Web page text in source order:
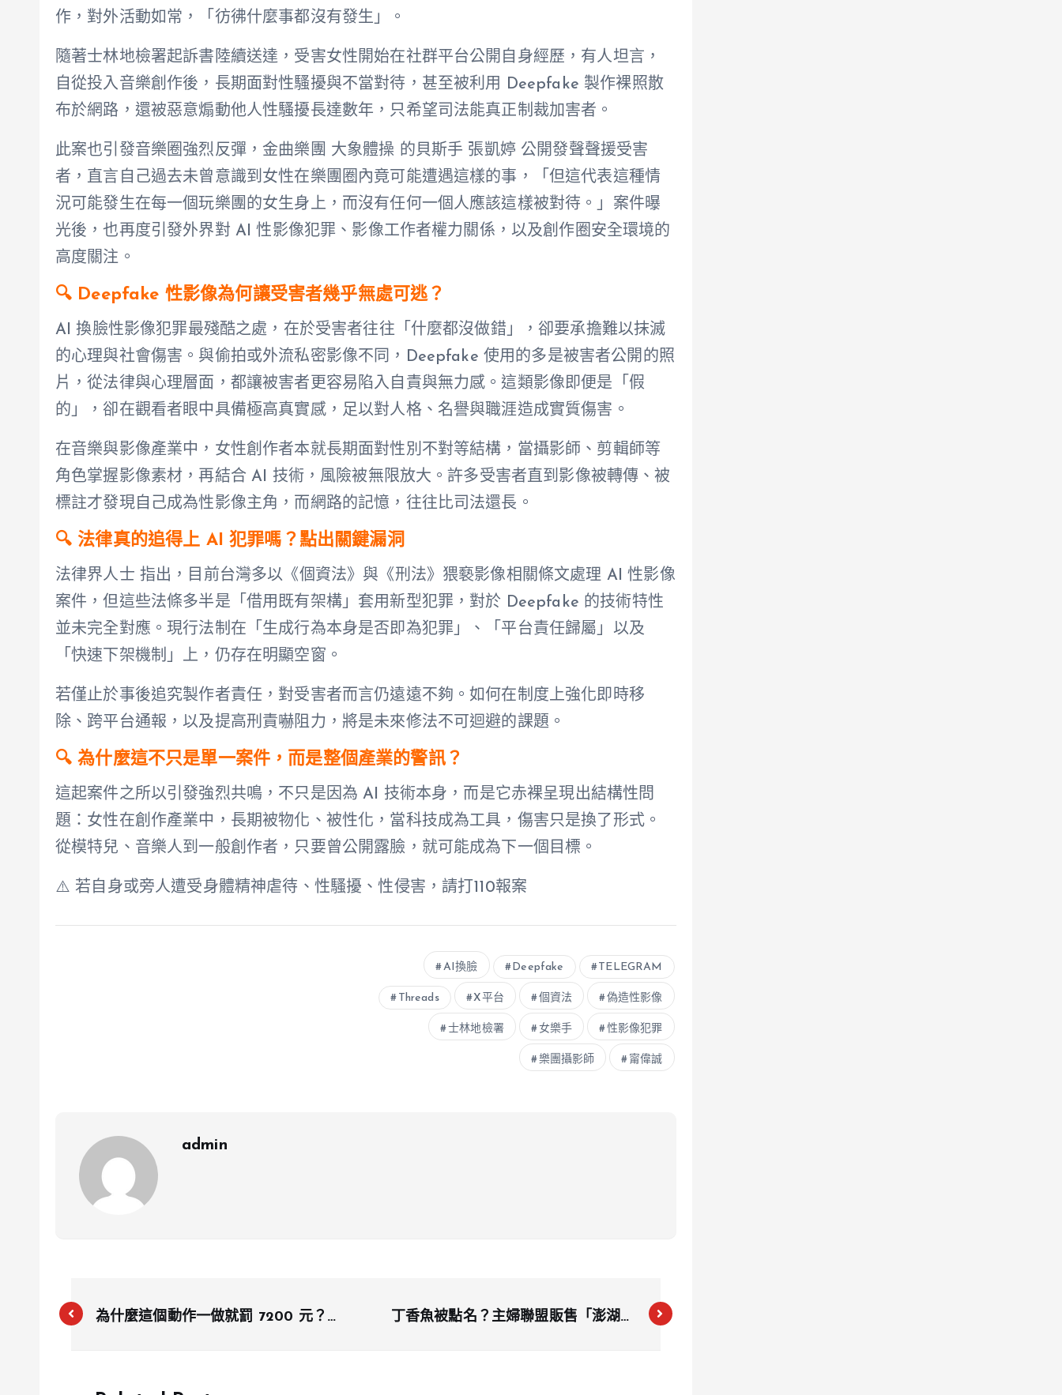
作，對外活動如常，「彷彿什麼事都沒有發生」。
隨著士林地檢署起訴書陸續送達，受害女性開始在社群平台公開自身經歷，有人坦言，
自從投入音樂創作後，長期面對性騷擾與不當對待，甚至被利用 Deepfake 製作裸照散
布於網路，還被惡意煽動他人性騷擾長達數年，只希望司法能真正制裁加害者。
此案也引發音樂圈強烈反彈，金曲樂團 大象體操 的貝斯手 張凱婷 公開發聲聲援受害
者，直言自己過去未曾意識到女性在樂團圈內竟可能遭遇這樣的事，「但這代表這種情
況可能發生在每一個玩樂團的女生身上，而沒有任何一個人應該這樣被對待。」案件曝
光後，也再度引發外界對 AI 性影像犯罪、影像工作者權力關係，以及創作圈安全環境的
高度關注。
🔍 Deepfake 性影像為何讓受害者幾乎無處可逃？
AI 換臉性影像犯罪最殘酷之處，在於受害者往往「什麼都沒做錯」，卻要承擔難以抹滅
的心理與社會傷害。與偷拍或外流私密影像不同，Deepfake 使用的多是被害者公開的照
片，從法律與心理層面，都讓被害者更容易陷入自責與無力感。這類影像即便是「假
的」，卻在觀看者眼中具備極高真實感，足以對人格、名譽與職涯造成實質傷害。
在音樂與影像產業中，女性創作者本就長期面對性別不對等結構，當攝影師、剪輯師等
角色掌握影像素材，再結合 AI 技術，風險被無限放大。許多受害者直到影像被轉傳、被
標註才發現自己成為性影像主角，而網路的記憶，往往比司法還長。
🔍 法律真的追得上 AI 犯罪嗎？點出關鍵漏洞
法律界人士 指出，目前台灣多以《個資法》與《刑法》猥褻影像相關條文處理 AI 性影像
案件，但這些法條多半是「借用既有架構」套用新型犯罪，對於 Deepfake 的技術特性
並未完全對應。現行法制在「生成行為本身是否即為犯罪」、「平台責任歸屬」以及
「快速下架機制」上，仍存在明顯空窗。
若僅止於事後追究製作者責任，對受害者而言仍遠遠不夠。如何在制度上強化即時移
除、跨平台通報，以及提高刑責嚇阻力，將是未來修法不可迴避的課題。
🔍 為什麼這不只是單一案件，而是整個產業的警訊？
這起案件之所以引發強烈共鳴，不只是因為 AI 技術本身，而是它赤裸呈現出結構性問
題：女性在創作產業中，長期被物化、被性化，當科技成為工具，傷害只是換了形式。
從模特兒、音樂人到一般創作者，只要曾公開露臉，就可能成為下一個目標。
⚠️ 若自身或旁人遭受身體精神虐待、性騷擾、性侵害，請打110報案
AI換臉 Deepfake TELEGRAM
Threads X平台 個資法 偽造性影像
士林地檢署 女樂手 性影像犯罪
樂團攝影師 甯偉誠
admin
為什麼這個動作一做就罰 7200 元？交
丁香魚被點名？主婦聯盟販售「澎湖丁